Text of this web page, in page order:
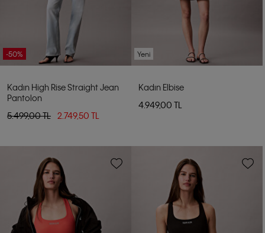
-50%
Kadın High Rise Straight Jean
Pantolon
5.499,00 TL
2.749,50 TL
Yeni
Kadın Elbise
4.949,00 TL